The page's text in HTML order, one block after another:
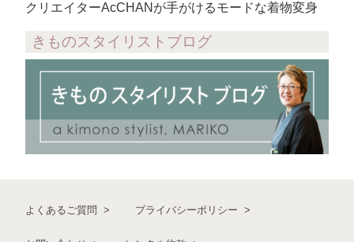
クリエイターAcCHANが手がけるモードな着物変身
きものスタイリストブログ
よくあるご質問 プライバシーポリシー